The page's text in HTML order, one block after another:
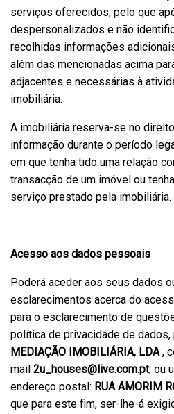
serviços oferecidos, pelo que
despersonalizados e não
recolhidas informações
além das mencionadas acima
adjacentes e necessárias à
imobiliária.
A imobiliária reserva-se no
informação durante o período
em que tenha tido uma relação
transacção de um imóvel ou
serviço prestado pela imobiliária.
Acesso aos dados pessoais
Poderá aceder aos seus dados
esclarecimentos acerca do
para o esclarecimento de
política de privacidade de dados,
MEDIAÇÃO IMOBILIÁRIA, LDA ,
mail 2u_houses@live.com.pt, ou
endereço postal: RUA AMORIM
que para este fim, ser-lhe-á